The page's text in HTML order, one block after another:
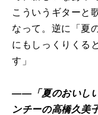
こういうギターと
なって。逆に「夏
にもしっくりくる
す」
――「夏のおいし
ンチーの高橋久美